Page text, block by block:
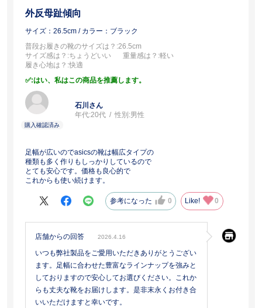
外反母趾傾向
サイズ：26.5cm / カラー：ブラック
普段お履きの靴のサイズは？ :26.5cm
サイズ感は？ :ちょうどいい 重量感は？ :軽い
履き心地は？ :快適
:はい、私はこの商品を推薦します。
石川さん
年代:20代 性別:男性
足幅が広いのでasicsの靴は幅広タイプの
種類も多く作りもしっかりしているので
とても安心です。価格も良心的で
これからも使い続けます。
参考になった 0 Like! 0
店舗からの回答 2026.4.16
いつも弊社製品をご愛用いただきありがとうござい
ます。足幅に合わせた豊富なラインナップを強みと
しておりますので安心してお選びください。これか
らも丈夫な靴をお届けします。是非末永くお付き合
いいただけますと幸いです。